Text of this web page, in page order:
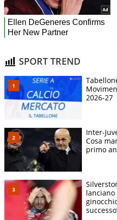
SPORT TREND
2026-27
Inter-
Cosa
primo
lanciano